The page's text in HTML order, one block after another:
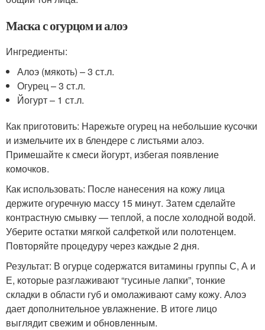
Маска с огурцом и алоэ
Ингредиенты:
Алоэ (мякоть) – 3 ст.л.
Огурец – 3 ст.л.
Йогурт – 1 ст.л.
Как приготовить: Нарежьте огурец на небольшие кусочки
и измельчите их в блендере с листьями алоэ.
Примешайте к смеси йогурт, избегая появление
комочков.
Как использовать: После нанесения на кожу лица
держите огуречную массу 15 минут. Затем сделайте
контрастную смывку — теплой, а после холодной водой.
Уберите остатки мягкой салфеткой или полотенцем.
Повторяйте процедуру через каждые 2 дня.
Результат: В огурце содержатся витамины группы С, А и
Е, которые разглаживают “гусиные лапки”, тонкие
складки в области губ и омолаживают саму кожу. Алоэ
дает дополнительное увлажнение. В итоге лицо
выглядит свежим и обновленным.